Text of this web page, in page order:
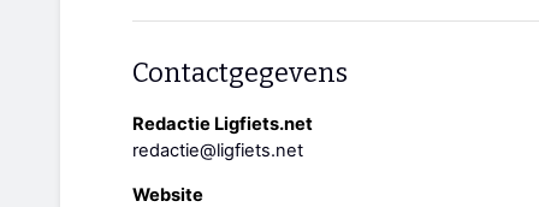
Contactgegevens
Redactie Ligfiets.net
redactie@ligfiets.net
Website